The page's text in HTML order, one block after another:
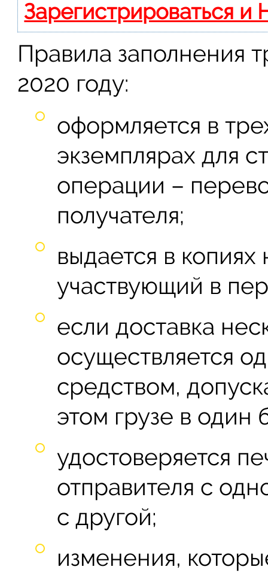
Зарегистрироваться и
Правила заполнения
2020 году:
оформляется в
экземплярах для
операции –
получателя;
выдается в
участвующий в
если доставка
осуществляется
средством,
этом грузе в один
удостоверяется
отправителя с
с другой;
изменения,